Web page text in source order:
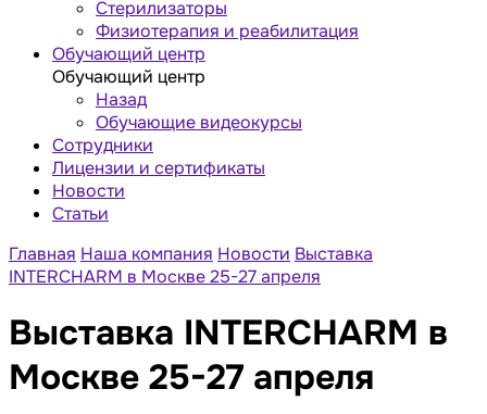
Стерилизаторы
Физиотерапия и реабилитация
Обучающий центр
Обучающий центр
Назад
Обучающие видеокурсы
Сотрудники
Лицензии и сертификаты
Новости
Статьи
Главная Наша компания Новости Выставка
INTERCHARM в Москве 25-27 апреля
Выставка INTERCHARM в
Москве 25-27 апреля